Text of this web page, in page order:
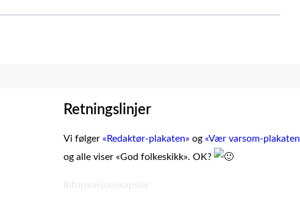
Retningslinjer
Vi følger «Redaktør-plakaten» og «Vær varsom-plakaten
og alle viser «God folkeskikk». OK?
Informasjonskapsler